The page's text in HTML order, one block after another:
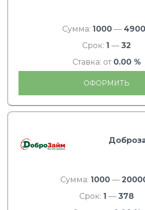
Сумма: 1000 —
Срок: 1 — 32
Ставка: от 0.00 %
ОФОРМИТЬ
Сумма: 1000—
Срок: 1 — 378